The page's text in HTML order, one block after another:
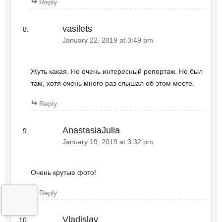
Reply
vasilets
January 22, 2019 at 3:49 pm
Жуть какая. Но очень интересный репортаж. Не был
там, хотя очень много раз слышал об этом месте.
Reply
AnastasiaJulia
January 19, 2019 at 3:32 pm
Очень крутые фото!
Reply
Vladislav